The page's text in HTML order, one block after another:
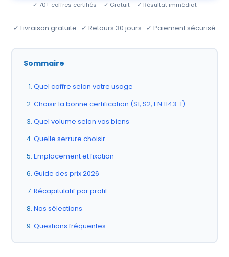
✓ 70+ coffres certifiés · ✓ Gratuit · ✓ Résultat immédiat
✓ Livraison gratuite · ✓ Retours 30 jours · ✓ Paiement sécurisé
Sommaire
Quel coffre selon votre usage
Choisir la bonne certification (S1, S2, EN 1143-1)
Quel volume selon vos biens
Quelle serrure choisir
Emplacement et fixation
Guide des prix 2026
Récapitulatif par profil
Nos sélections
Questions fréquentes